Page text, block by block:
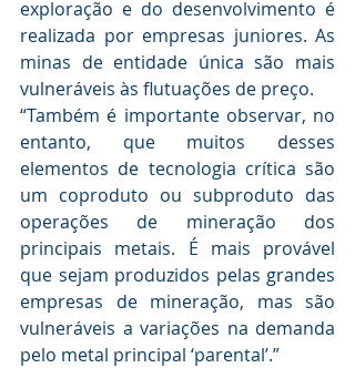
exploração e do desenvolvimento é
realizada por empresas juniores. As
minas de entidade única são mais
vulneráveis ​​às flutuações de preço.
“Também é importante observar, no
entanto, que muitos desses
elementos de tecnologia crítica são
um coproduto ou subproduto das
operações de mineração dos
principais metais. É mais provável
que sejam produzidos pelas grandes
empresas de mineração, mas são
vulneráveis ​​a variações na demanda
pelo metal principal ‘parental’.”